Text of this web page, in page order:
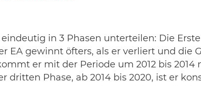
eindeutig in 3 Phasen unterteilen: Die
EA gewinnt öfters, als er verliert und die
er mit der Periode um 2012 bis 2014
dritten Phase, ab 2014 bis 2020, ist er